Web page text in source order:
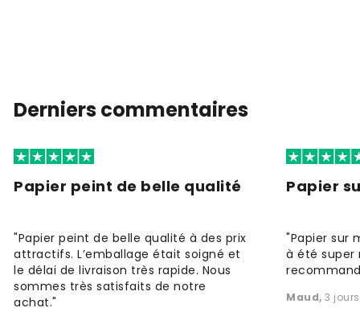
Derniers commentaires
Papier peint de belle qualité
"Papier peint de belle qualité à des prix
attractifs. L’emballage était soigné et
le délai de livraison très rapide. Nous
sommes très satisfaits de notre
achat."
Papier
"Papier sur
à été super
Maud, 3